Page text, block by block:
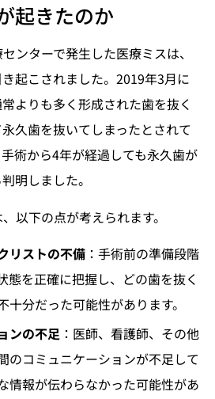
起きたのか
ンターで発生した医療ミスは、
起こされました。2019年3月に
よりも多く形成された歯を抜く
久歯を抜いてしまったとされて
術から4年が経過しても永久歯が
明しました。
以下の点が考えられます。
リストの不備 ：手術前の準備段階
態を正確に把握し、どの歯を抜く
十分だった可能性があります。
ンの不足 ：医師、看護師、その他
のコミュニケーションが不足して
情報が伝わらなかった可能性があ